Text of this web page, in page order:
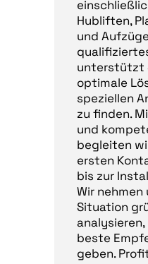
Hubliften,
und
unterstützt
optimale
speziellen
zu finden.
und
begleiten
ersten
bis zur
Wir nehmen
Situation
analysieren,
beste
geben.